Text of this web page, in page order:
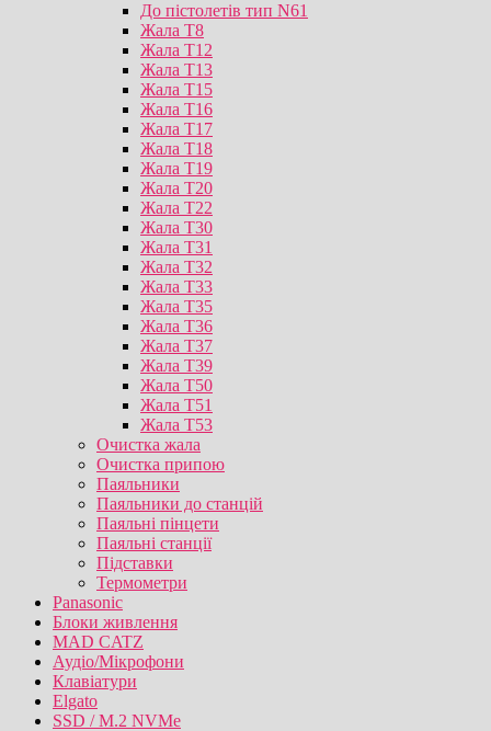
До пістолетів тип N61
Жала T8
Жала T12
Жала T13
Жала T15
Жала T16
Жала T17
Жала T18
Жала T19
Жала T20
Жала T22
Жала T30
Жала T31
Жала T32
Жала T33
Жала T35
Жала T36
Жала T37
Жала T39
Жала T50
Жала T51
Жала T53
Очистка жала
Очистка припою
Паяльники
Паяльники до станцій
Паяльні пінцети
Паяльні станції
Підставки
Термометри
Panasonic
Блоки живлення
MAD CATZ
Аудіо/Мікрофони
Клавіатури
Elgato
SSD / M.2 NVMe